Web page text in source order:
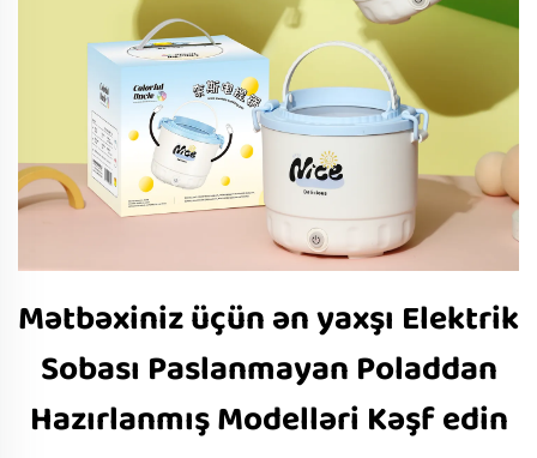
Mətbəxiniz üçün ən yaxşı Elektrik
Sobası Paslanmayan Poladdan
Hazırlanmış Modelləri Kəşf edin